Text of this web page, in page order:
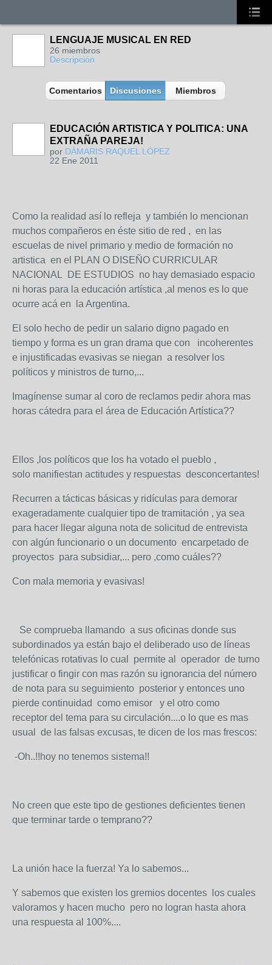
LENGUAJE MUSICAL EN RED
26 miembros
Descripción
Comentarios Discusiones Miembros
EDUCACIÓN ARTISTICA Y POLITICA: UNA
EXTRAÑA PAREJA!
por DÁMARIS RAQUEL LÓPEZ
22 Ene 2011
Como la realidad así lo refleja y también lo mencionan
muchos compañeros en éste sitio de red , en las
escuelas de nivel primario y medio de formación no
artistica en el PLAN O DISEÑO CURRICULAR
NACIONAL DE ESTUDIOS no hay demasiado espacio
ni horas para la educación artística ,al menos es lo que
ocurre acá en la Argentina.
El solo hecho de pedir un salario digno pagado en
tiempo y forma es un gran drama que con incoherentes
e injustificadas evasivas se niegan a resolver los
políticos y ministros de turno,...
Imagínense sumar al coro de reclamos pedir ahora mas
horas cátedra para el área de Educación Artística??
Ellos ,los políticos que los ha votado el pueblo ,
solo manifiestan actitudes y respuestas desconcertantes!
Recurren a tácticas básicas y ridículas para demorar
exageradamente cualquier tipo de tramitación , ya sea
para hacer llegar alguna nota de solicitud de entrevista
con algún funcionario o un documento encarpetado de
proyectos para subsidiar,... pero ,como cuáles??
Con mala memoria y evasivas!
Se comprueba llamando a sus oficinas donde sus
subordinados ya están bajo el deliberado uso de líneas
telefónicas rotativas lo cual permite al operador de turno
justificar o fingir con mas razón su ignorancia del número
de nota para su seguimiento posterior y entonces uno
pierde continuidad como emisor y el otro como
receptor del tema para su circulación....o lo que es mas
usual de las falsas excusas, te dicen de los mas frescos:
-Oh..!!hoy no tenemos sistema!!
No creen que este tipo de gestiones deficientes tienen
que terminar tarde o temprano??
La unión hace la fuerza! Ya lo sabemos...
Y sabemos que existen los gremios docentes los cuales
valoramos y hacen mucho pero no logran hasta ahora
una respuesta al 100%....